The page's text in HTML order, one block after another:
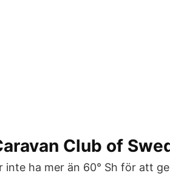
Club of
ha mer än 60° Sh för att